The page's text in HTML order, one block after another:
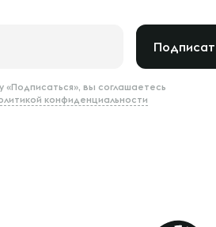
«Подписаться», вы соглашаетесь
конфиденциальности